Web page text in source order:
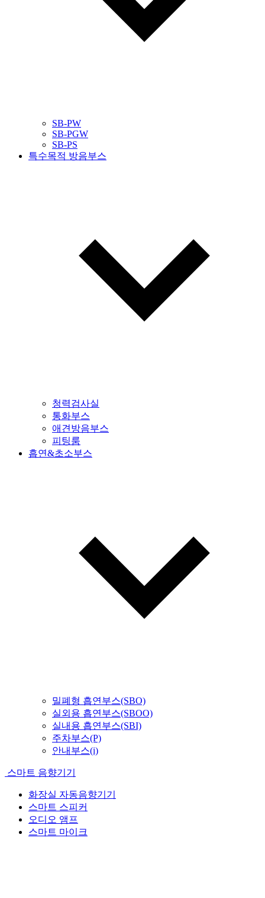
SB-PW
SB-PGW
SB-PS
특수목적 방음부스
청력검사실
통화부스
애견방음부스
피팅룸
흡연&초소부스
밀폐형 흡연부스(SBO)
실외용 흡연부스(SBOO)
실내용 흡연부스(SBI)
주차부스(P)
안내부스(i)
스마트 음향기기
화장실 자동음향기기
스마트 스피커
오디오 앰프
스마트 마이크